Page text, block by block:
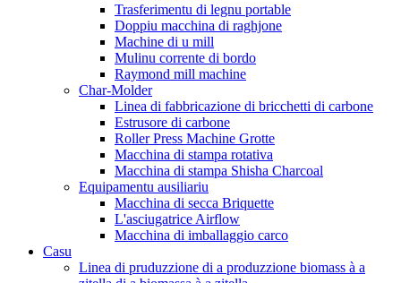
Trasferimentu di legnu portable
Doppiu macchina di raghjone
Machine di u mill
Mulinu corrente di bordo
Raymond mill machine
Char-Molder
Linea di fabbricazione di bricchetti di carbone
Estrusore di carbone
Roller Press Machine Grotte
Macchina di stampa rotativa
Macchina di stampa Shisha Charcoal
Equipamentu ausiliariu
Macchina di secca Briquette
L'asciugatrice Airflow
Macchina di imballaggio carco
Casu
Linea di pruduzzione di a produzzione biomass à a